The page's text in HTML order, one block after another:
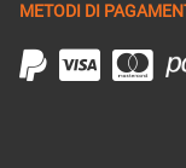
METODI DI